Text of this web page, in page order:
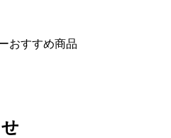
おすすめ商品